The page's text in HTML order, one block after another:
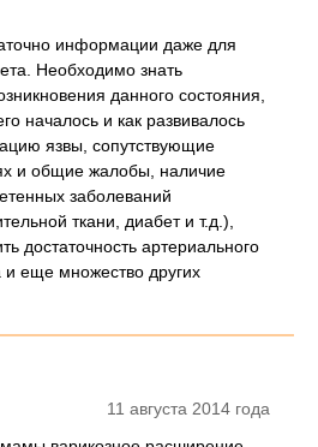
информации даже для
Необходимо знать
данного состояния,
началось и как развивалось
язвы, сопутствующие
и общие жалобы, наличие
заболеваний
ткани, диабет и т.д.),
достаточность артериального
и еще множество других
11 августа 2014 года